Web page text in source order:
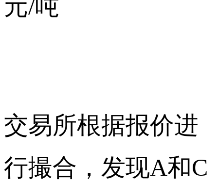
元/吨
交易所根据报价进
行撮合，发现A和C